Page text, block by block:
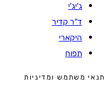
ג'יג'י
ד"ר קדיר
היקארי
תפוח
משתמש ומדיניות